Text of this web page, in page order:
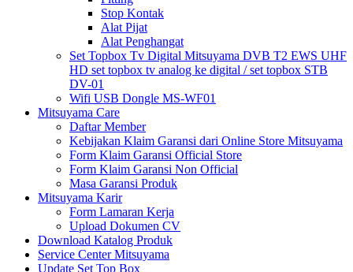
Stop Kontak
Alat Pijat
Alat Penghangat
Set Topbox Tv Digital Mitsuyama DVB T2 EWS UHF
HD set topbox tv analog ke digital / set topbox STB
DV-01
Wifi USB Dongle MS-WF01
Mitsuyama Care
Daftar Member
Kebijakan Klaim Garansi dari Online Store Mitsuyama
Form Klaim Garansi Official Store
Form Klaim Garansi Non Official
Masa Garansi Produk
Mitsuyama Karir
Form Lamaran Kerja
Upload Dokumen CV
Download Katalog Produk
Service Center Mitsuyama
Update Set Top Box